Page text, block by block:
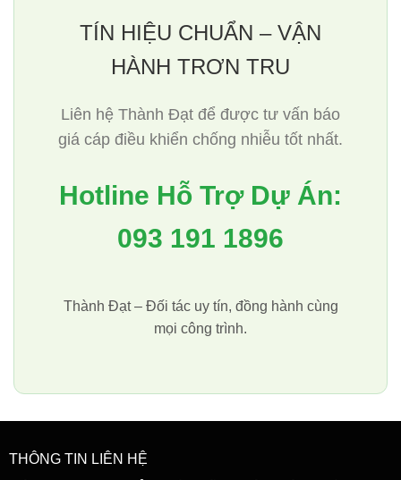
TÍN HIỆU CHUẨN – VẬN
HÀNH TRƠN TRU
Liên hệ Thành Đạt để được tư vấn báo
giá cáp điều khiển chống nhiễu tốt nhất.
Hotline Hỗ Trợ Dự Án:
093 191 1896
Thành Đạt – Đối tác uy tín, đồng hành cùng
mọi công trình.
THÔNG TIN LIÊN HỆ